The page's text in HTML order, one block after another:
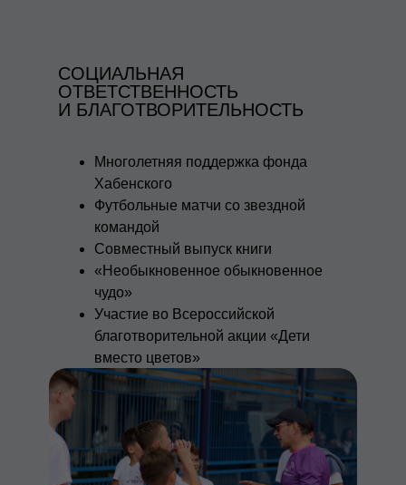
СОЦИАЛЬНАЯ
ОТВЕТСТВЕННОСТЬ
И БЛАГОТВОРИТЕЛЬНОСТЬ
Многолетняя поддержка фонда
Хабенского
Футбольные матчи со звездной
командой
Совместный выпуск книги
«Необыкновенное обыкновенное
чудо»
Участие во Всероссийской
благотворительной акции «Дети
вместо цветов»